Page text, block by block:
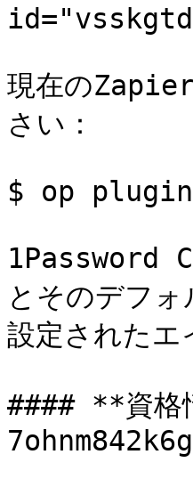
現在の
さい：
$ op
1Password
とそのデフ
設定されたエ
#### **資